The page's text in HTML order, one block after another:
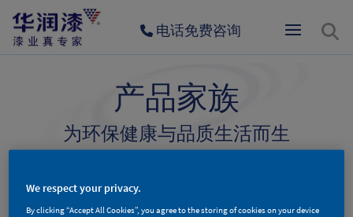
电话免费咨询
产品家族
为环保健康与品质生活而生
墙面漆产品
We respect your privacy.
By clicking “Accept All Cookies”, you agree to the storing of cookies on your device